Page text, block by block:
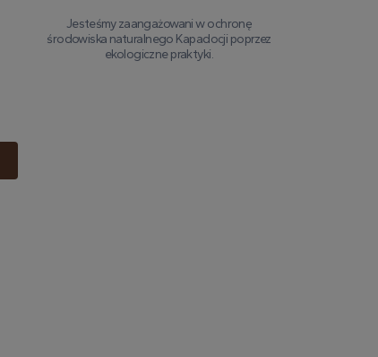
Jesteśmy zaangażowani w ochronę
środowiska naturalnego Kapadocji poprzez
ekologiczne praktyki.